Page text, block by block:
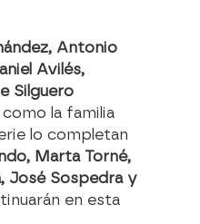
Antonio
Avilés,
Silguero
como la familia
lo completan
Marta Torné,
José Sospedra y
en esta